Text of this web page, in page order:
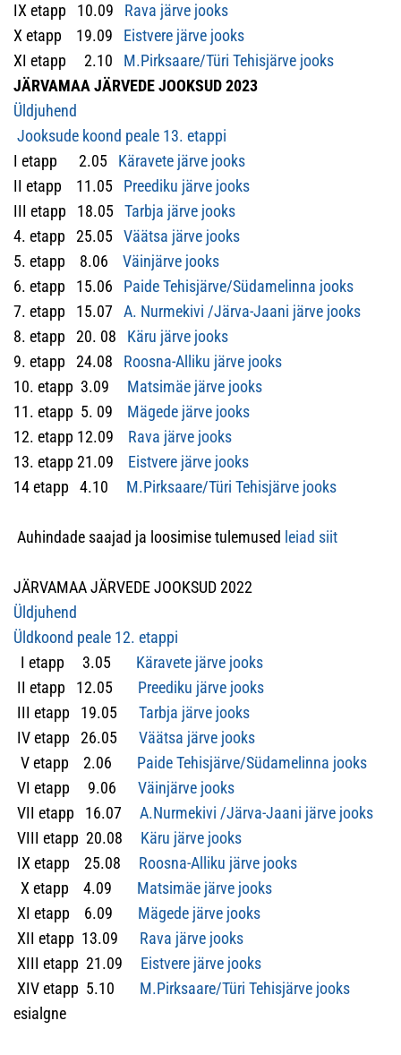
IX etapp 10.09
Rava järve jooks
X etapp 19.09
Eistvere järve jooks
XI etapp 2.10
M.Pirksaare/Türi Tehisjärve jooks
JÄRVAMAA JÄRVEDE JOOKSUD 2023
Üldjuhend
Jooksude koond peale 13. etappi
I etapp 2.05 Käravete järve jooks
II etapp 11.05 Preediku järve jooks
III etapp 18.05 Tarbja järve jooks
4. etapp 25.05 Väätsa järve jooks
5. etapp 8.06 Väinjärve jooks
6. etapp 15.06
Paide Tehisjärve/Südamelinna jooks
7. etapp 15.07
A. Nurmekivi /Järva-Jaani järve jooks
8. etapp 20. 08 Käru järve jooks
9. etapp 24.08 Roosna-Alliku järve jooks
10. etapp 3.09
Matsimäe järve jooks
11. etapp 5. 09 Mägede järve jooks
12. etapp 12.09 Rava järve jooks
13. etapp 21.09 Eistvere järve jooks
14 etapp 4.10 M.Pirksaare/Türi Tehisjärve jooks
Auhindade saajad ja loosimise tulemused leiad siit
JÄRVAMAA JÄRVEDE JOOKSUD 2022
Üldjuhend
Üldkoond peale 12. etappi
I etapp 3.05
Käravete järve jooks
II etapp 12.05 Preediku järve jooks
III etapp 19.05
Tarbja järve jooks
IV etapp 26.05
Väätsa järve jooks
V etapp 2.06 Paide Tehisjärve/Südamelinna jooks
VI etapp 9.06 Väinjärve jooks
VII etapp 16.07 A.Nurmekivi /Järva-Jaani järve jooks
VIII etapp 20.08 Käru järve jooks
IX etapp 25.08
Roosna-Alliku järve jooks
X etapp 4.09
Matsimäe järve jooks
XI etapp 6.09 Mägede järve jooks
XII etapp 13.09
Rava järve jooks
XIII etapp 21.09
Eistvere järve jooks
XIV etapp 5.10
M.Pirksaare/Türi Tehisjärve jooks
esialgne